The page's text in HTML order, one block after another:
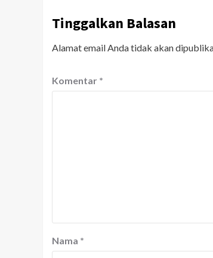
Tinggalkan Balasan
Alamat email Anda tidak akan
Komentar *
Nama *